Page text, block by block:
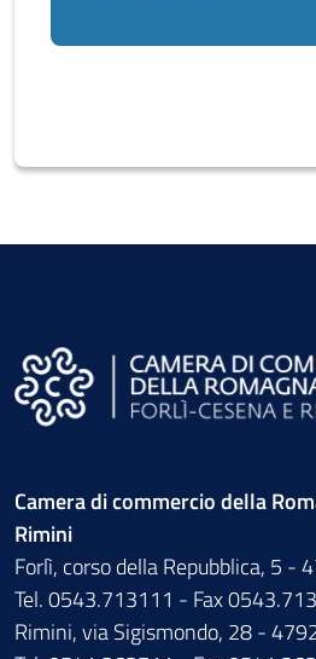
Camera di commercio della
Rimini
Forlì, corso della Repubblica, 5 -
Tel. 0543.713111 - Fax
Rimini, via Sigismondo, 28 -